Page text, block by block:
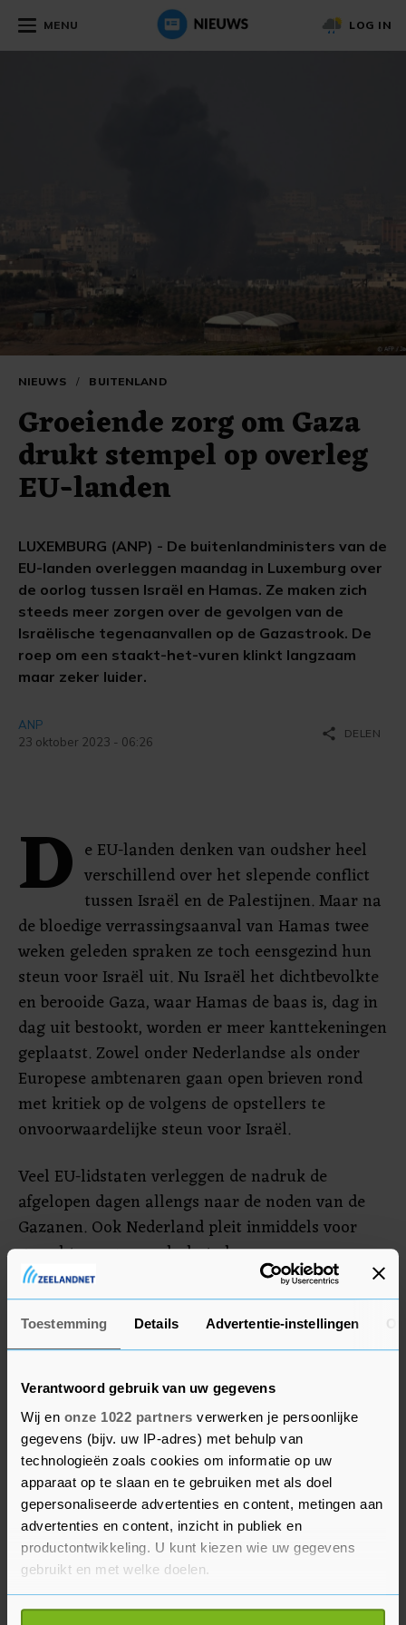
Toestemming Details Advertentie-instellingen
Verantwoord gebruik van uw gegevens
Wij en onze 1022 partners verwerken je persoonlijke
gegevens (bijv. uw IP-adres) met behulp van
technologieën zoals cookies om informatie op uw
apparaat op te slaan en te gebruiken met als doel
gepersonaliseerde advertenties en content, metingen aan
advertenties en content, inzicht in publiek en
productontwikkeling. U kunt kiezen wie uw gegevens
gebruikt en met welke doelen.
Als u het toestaat, willen we ook graag:
MENU LOG IN
NIEUWS / BUITENLAND
Groeiende zorg om Gaza
drukt stempel op overleg
EU-landen
LUXEMBURG (ANP) - De buitenlandministers van de
EU-landen overleggen maandag in Luxemburg over
de oorlog tussen Israël en Hamas. Ze maken zich
steeds meer zorgen over de gevolgen van de
Israëlische tegenaanvallen op de Gazastrook. De
roep om een staakt-het-vuren klinkt langzaam
maar zeker luider.
ANP
23 oktober 2023 - 06:26
share DELEN
D e EU-landen denken van oudsher heel
verschillend over het slepende conflict
tussen Israël en de Palestijnen. Maar na
de bloedige verrassingsaanval van Hamas twee
weken geleden spraken ze toch eensgezind hun
steun voor Israël uit. Nu Israël het dichtbevolkte
en berooide Gaza, waar Hamas de baas is, dag in
dag uit bestookt, worden er meer kanttekeningen
geplaatst. Zowel onder Nederlandse als onder
Europese ambtenaren gaan open brieven rond
met kritiek op de volgens de opstellers te
onvoorwaardelijke steun voor Israël.
Veel EU-lidstaten verleggen de nadruk de
afgelopen dagen allengs naar de noden van de
Gazanen. Ook Nederland pleit inmiddels voor
gevechtspauzes om hulp te kunnen aanvoeren en
mensen in veiligheid te brengen. Voorzichtig
klinken ook twijfels over het grondoffensief in de
Gazastrook waar Israël zich voor zou opmaken.